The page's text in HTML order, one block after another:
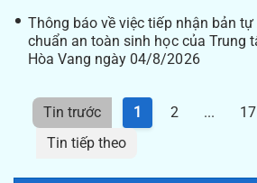
Thông báo về việc tiếp nhận bản
chuẩn an toàn sinh học của Trung
Hòa Vang ngày 04/8/2026
Tin trước 1 2 ...
17
Tin tiếp theo